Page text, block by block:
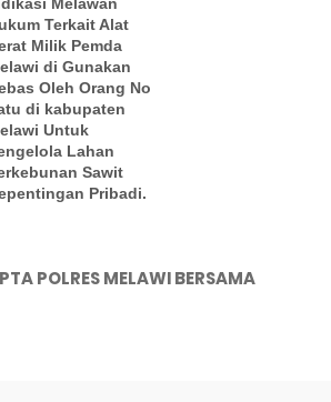
Terkait Alat
Milik Pemda
di Gunakan
Oleh Orang No
di kabupaten
Untuk
Lahan
Sawit
Pribadi.
POLRES MELAWI BERSAMA